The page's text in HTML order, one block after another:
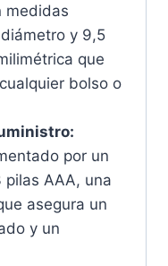
medidas
y 9,5
que
bolso o
por un
AAA, una
asegura un
y un